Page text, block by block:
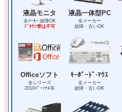
液晶モニタ
全ﾒｰｶｰ·故障OK
ﾌﾞﾗｳﾝ管は不可
液晶一体型PC
全メーカー
故障・古いOK
Officeソフト
全シリーズ
2010ﾊﾟｰｿﾅﾙ等
ｷｰﾎﾞｰﾄﾞ·ﾏｳｽ
全メーカー
故障・古いOK